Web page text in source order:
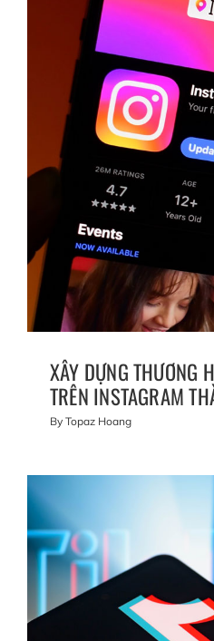
XÂY DỰNG THƯƠNG
TRÊN INSTAGRAM
By Topaz Hoang